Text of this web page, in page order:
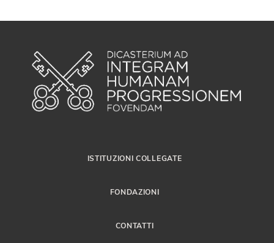
ISTITUZIONI COLLEGATE
FONDAZIONI
CONTATTI